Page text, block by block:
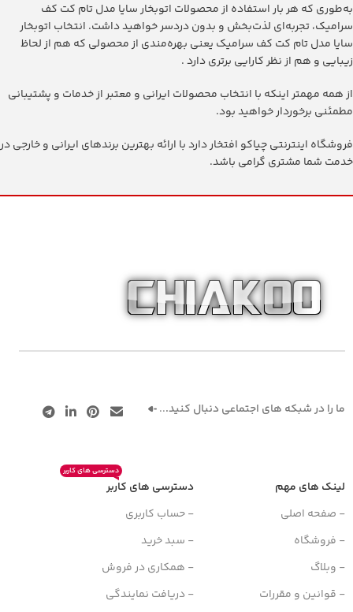
به‌طوری که هر بار استفاده از محصولات ‫اتوبخار سایا مدل تام کت کف
سرامیک، تجربه‌ای لذت‌بخش و بدون دردسر خواهید داشت. انتخاب ‫اتوبخار
سایا مدل تام کت کف سرامیک یعنی بهره‌مندی از محصولی که هم از لحاظ
زیبایی و هم از نظر کارایی برتری دارد .
از همه مهمتر اینکه با انتخاب محصولات ایرانی و معتبر از خدمات و پشتیبانی
مطمئنی برخوردار خواهید بود.
فروشگاه اینترنتی چیاکو افتخار دارد با ارائه بهترین برندهای ایرانی و خارجی در
خدمت شما مشتری گرامی باشد.
ما را در شبکه های اجتماعی دنبال کنید...
لینک های مهم
- صفحه اصلی
- فروشگاه
- وبلاگ
- قوانین و مقررات
دسترسی های کاربر
دسترسی های کاربر
- حساب کاربری
- سبد خرید
- همکاری در فروش
- دریافت نمایندگی